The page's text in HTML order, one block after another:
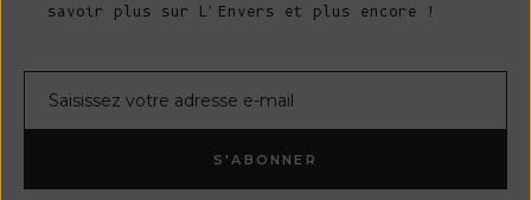
savoir plus sur L'Envers et plus encore !
S'ABONNER